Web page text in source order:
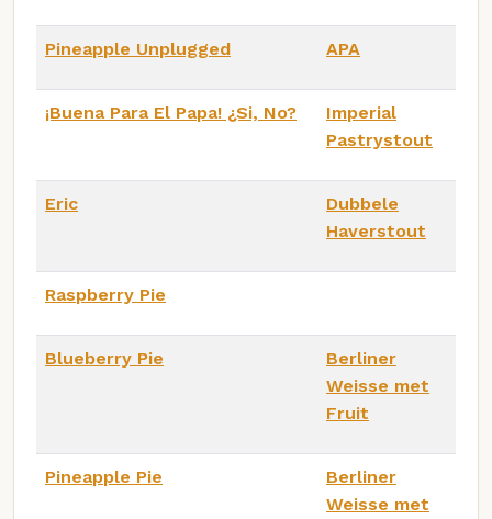
Pineapple Unplugged APA
¡Buena Para El Papa! ¿Si, No?
Imperial
Pastrystout
Eric
Dubbele
Haverstout
Raspberry Pie
Blueberry Pie
Berliner
Weisse met
Fruit
Pineapple Pie
Berliner
Weisse met